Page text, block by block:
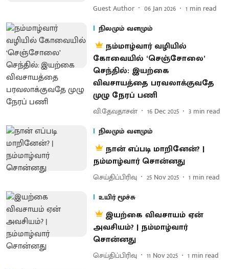
Guest Author 06 Jan 2026 1 min read
நிலமும் வளமும்
நம்மாழ்வார் வழியில்
கோவையில் ‘செஞ்சோலை’
செந்தில்: இயற்கை
விவசாயத்தை பரவலாக்குவதே
முழு நேரப் பணி
வி.தேவதாசன் 16 Dec 2025 3 min read
நிலமும் வளமும்
நான் எப்படி மாறினேன்? |
நம்மாழ்வார் சொன்னது
செய்திப்பிரிவு 25 Nov 2025 1 min read
உயிர் மூச்சு
இயற்கை விவசாயம் ஏன்
அவசியம்? | நம்மாழ்வார்
சொன்னது
செய்திப்பிரிவு 11 Nov 2025 1 min read